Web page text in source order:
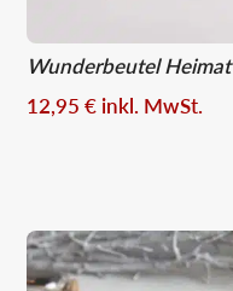
Wunderbeutel Heimat
12,95€ inkl. MwSt.